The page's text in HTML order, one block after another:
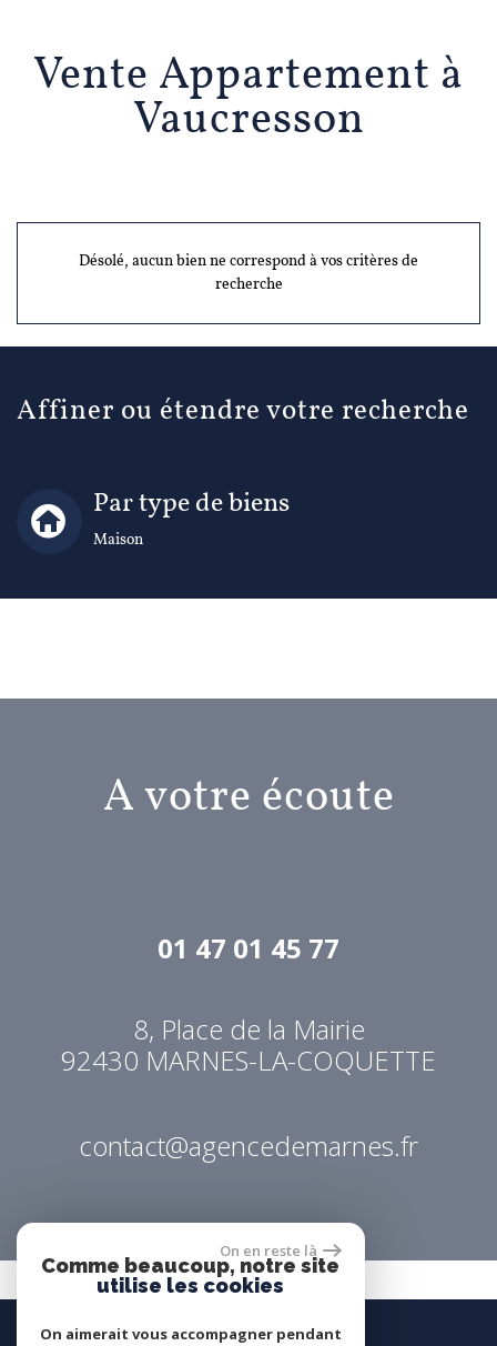
Vente Appartement à
Vaucresson
Désolé, aucun bien ne correspond à vos critères de
recherche
Affiner ou étendre votre recherche
Par type de biens
Maison
A votre écoute
01 47 01 45 77
8, Place de la Mairie
92430 MARNES-LA-COQUETTE
contact@agencedemarnes.fr
On en reste là
Comme beaucoup, notre site
utilise les cookies
On aimerait vous accompagner pendant